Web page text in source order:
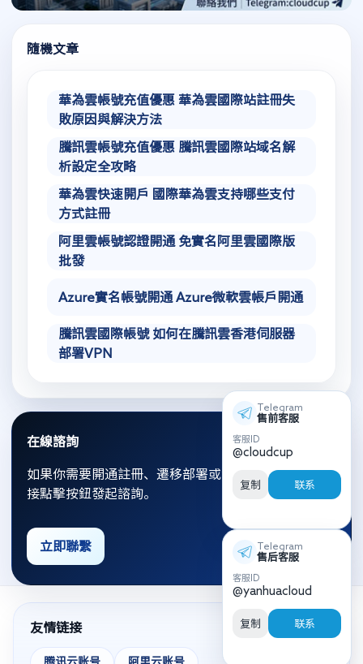
隨機文章
華為雲帳號充值優惠 華為雲國際站註冊失
敗原因與解決方法
騰訊雲帳號充值優惠 騰訊雲國際站域名解
析設定全攻略
華為雲快速開戶 國際華為雲支持哪些支付
方式註冊
阿里雲帳號認證開通 免實名阿里雲國際版
批發
Azure實名帳號開通 Azure微軟雲帳戶開通
騰訊雲國際帳號 如何在騰訊雲香港伺服器
部署VPN
在線諮詢
如果你需要開通註冊、遷移部署或資源優化，可以直
接點擊按鈕發起諮詢。
立即聯繫
友情链接
腾讯云账号 阿里云账号
Telegram
售前客服
客服ID
@cloudcup
复制 联系
Telegram
售后客服
客服ID
@yanhuacloud
复制 联系